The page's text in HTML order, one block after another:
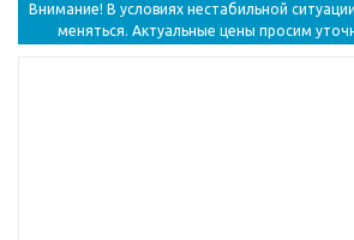
Внимание! В условиях нестабильной
меняться. Актуальные цены просим